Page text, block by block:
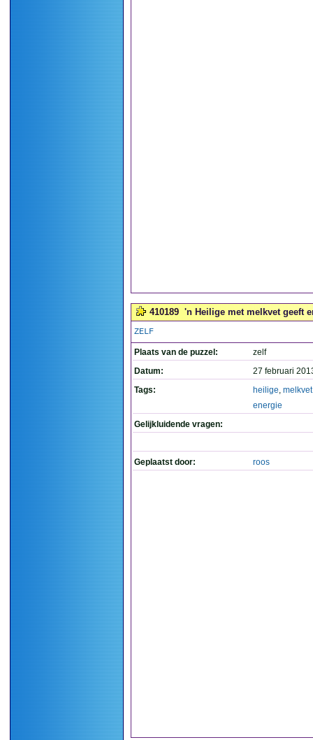
410189 'n Heilige met melkvet geeft
ZELF
Plaats van de puzzel:
zelf
Datum:
27 februari
Tags:
heilige, melkvet
energie
Gelijkluidende vragen:
Geplaatst door: roos